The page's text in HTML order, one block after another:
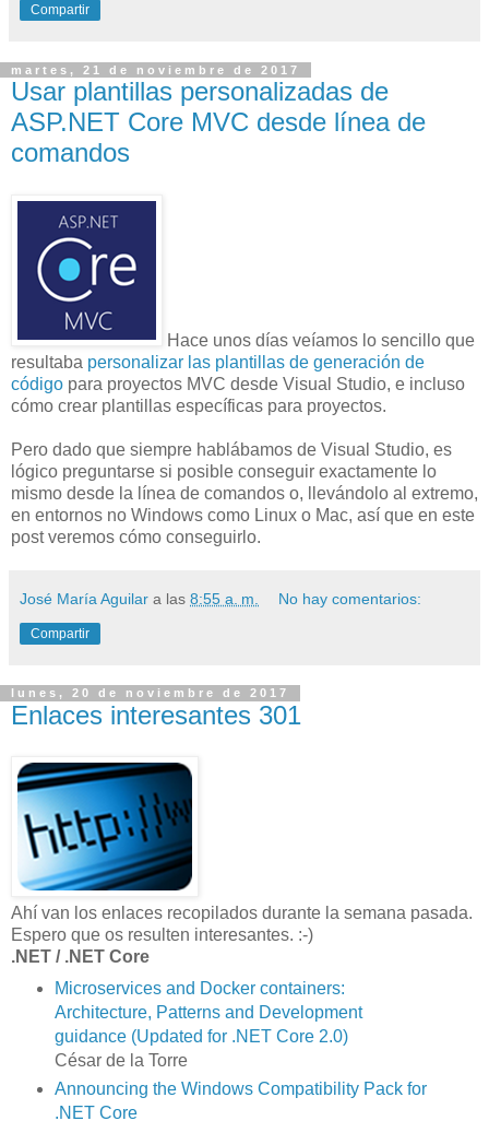
Compartir
martes, 21 de noviembre de 2017
Usar plantillas personalizadas de
ASP.NET Core MVC desde línea de
comandos
Hace unos días veíamos lo sencillo que
resultaba personalizar las plantillas de generación de
código para proyectos MVC desde Visual Studio, e incluso
cómo crear plantillas específicas para proyectos.
Pero dado que siempre hablábamos de Visual Studio, es
lógico preguntarse si posible conseguir exactamente lo
mismo desde la línea de comandos o, llevándolo al extremo,
en entornos no Windows como Linux o Mac, así que en este
post veremos cómo conseguirlo.
José María Aguilar a las 8:55 a. m. No hay comentarios:
Compartir
lunes, 20 de noviembre de 2017
Enlaces interesantes 301
Ahí van los enlaces recopilados durante la semana pasada.
Espero que os resulten interesantes. :-)
.NET / .NET Core
Microservices and Docker containers:
Architecture, Patterns and Development
guidance (Updated for .NET Core 2.0)
César de la Torre
Announcing the Windows Compatibility Pack for
.NET Core